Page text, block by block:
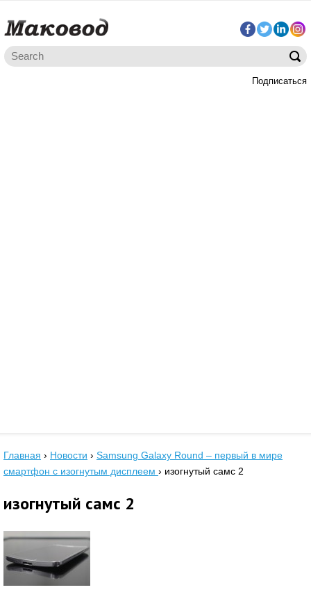
Подписаться
Главная › Новости › Samsung Galaxy Round – первый в мире
смартфон с изогнутым дисплеем › изогнутый самс 2
изогнутый самс 2